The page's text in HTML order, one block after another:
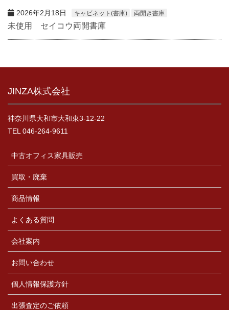
2026年2月18日 キャビネット(書庫) 両開き書庫
未使用 セイコウ両開書庫
JINZA株式会社
神奈川県大和市大和東3-12-22
TEL 046-264-9611
中古オフィス家具販売
買取・廃棄
商品情報
よくある質問
会社案内
お問い合わせ
個人情報保護方針
出張査定のご依頼